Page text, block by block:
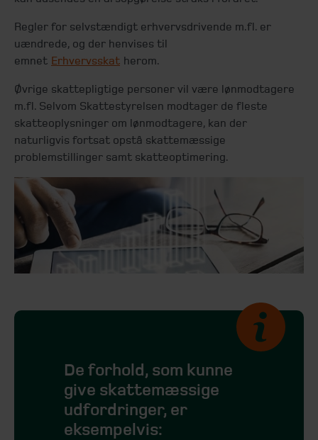
Regler for selvstændigt erhvervsdrivende m.fl. er
uændrede, og der henvises til
emnet Erhvervsskat herom.
Øvrige skattepligtige personer vil være lønmodtagere
m.fl. Selvom Skattestyrelsen modtager de fleste
skatteoplysninger om lønmodtagere, kan der
naturligvis fortsat opstå skattemæssige
problemstillinger samt skatteoptimering.
De forhold, som kunne
give skattemæssige
udfordringer, er
eksempelvis: